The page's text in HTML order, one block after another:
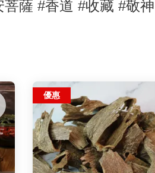
菩薩 #香道 #收藏 #敬神
優惠